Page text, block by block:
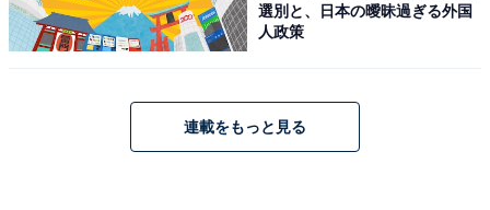
選別と、日本の曖昧過ぎる外国
人政策
連載をもっと見る